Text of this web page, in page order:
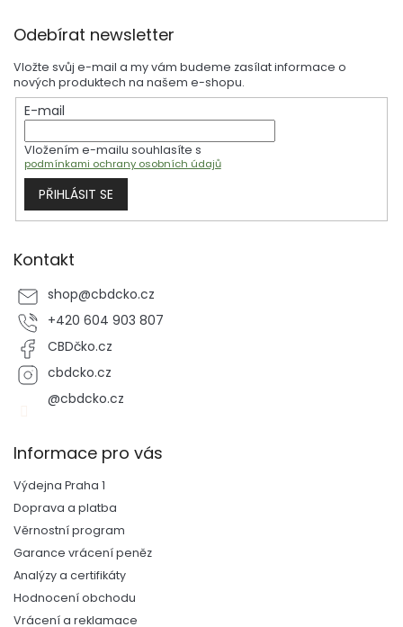
historie unikátní studii o konopí v meziválečném Československu.
Odebírat newsletter
Vložte svůj e-mail a my vám budeme zasílat informace o
nových produktech na našem e-shopu.
E-mail
Vložením e-mailu souhlasíte s
podmínkami ochrany osobních údajů
PŘIHLÁSIT SE
Kontakt
shop@cbdcko.cz
+420 604 903 807
CBDčko.cz
cbdcko.cz
@cbdcko.cz
Informace pro vás
Výdejna Praha 1
Doprava a platba
Věrnostní program
Garance vrácení peněz
Analýzy a certifikáty
Hodnocení obchodu
Vrácení a reklamace